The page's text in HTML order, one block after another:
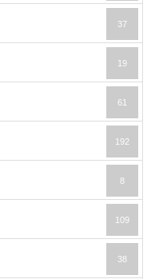
37
19
61
192
8
109
38